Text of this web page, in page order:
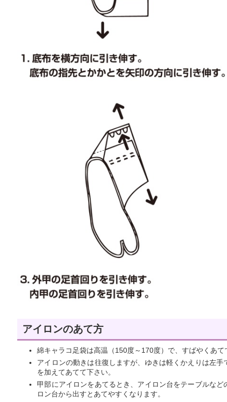
アイロンのあて方
綿キャラコ足袋は高温（150度～170度）で、すばやくあて
アイロンの動きは往復しますが、ゆきは軽くかえりは左
を加えてあてて下さい。
甲部にアイロンをあてるとき、アイロン台をテーブルな
ロン台から出すとあてやすくなります。